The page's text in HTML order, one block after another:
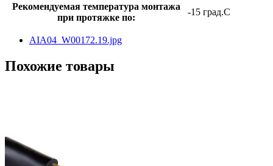
Рекомендуемая температура монтажа
при протяжке по:
-15 град.C
AIA04_W00172.19.jpg
Похожие товары